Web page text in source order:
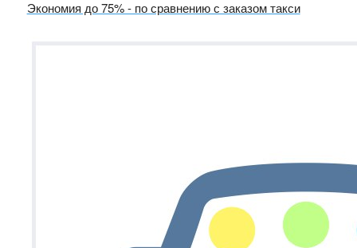
Экономия до 75% - по сравнению с заказом такси